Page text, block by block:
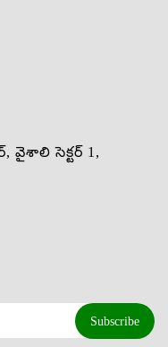
వైశాలి సెక్టర్ 1,
Subscribe